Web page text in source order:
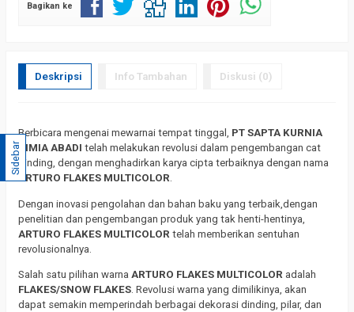
Bagikan ke
Deskripsi Info Tambahan Diskusi (0)
Berbicara mengenai mewarnai tempat tinggal, PT SAPTA KURNIA
KIMIA ABADI telah melakukan revolusi dalam pengembangan cat
dinding, dengan menghadirkan karya cipta terbaiknya dengan nama
ARTURO FLAKES MULTICOLOR.
Dengan inovasi pengolahan dan bahan baku yang terbaik,dengan
penelitian dan pengembangan produk yang tak henti-hentinya,
ARTURO FLAKES MULTICOLOR telah memberikan sentuhan
revolusionalnya.
Salah satu pilihan warna ARTURO FLAKES MULTICOLOR adalah
FLAKES/SNOW FLAKES . Revolusi warna yang dimilikinya, akan
dapat semakin memperindah berbagai dekorasi dinding, pilar, dan
Sidebar